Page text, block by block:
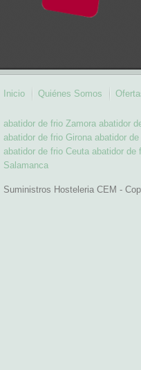
Inicio Quiénes Somos
abatidor de frio Zamora abatidor
abatidor de frio Girona abatidor
abatidor de frio Ceuta abatidor de
Salamanca
Suministros Hosteleria CEM -